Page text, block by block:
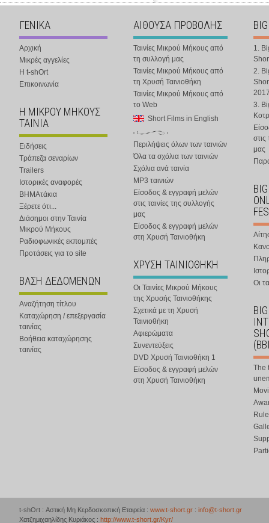
ΓΕΝΙΚΑ
Αρχική
Μικρές αγγελίες
Η t-shOrt
Επικοινωνία
Η ΜΙΚΡΟΥ ΜΗΚΟΥΣ
ΤΑΙΝΙΑ
Ειδήσεις
Τράπεζα σεναρίων
Trailers
Ιστορικές αναφορές
ΒΗΜΑτάκια
Ξέρετε ότι...
Διάσημοι στην Ταινία
Μικρού Μήκους
Ραδιοφωνικές εκπομπές
Προτάσεις για το site
ΒΑΣΗ ΔΕΔΟΜΕΝΩΝ
Αναζήτηση τίτλου
Καταχώρηση / επεξεργασία
ταινίας
Βοήθεια καταχώρησης
ταινίας
ΑΙΘΟΥΣΑ ΠΡΟΒΟΛΗΣ
Ταινίες Μικρού Μήκους από
τη συλλογή μας
Ταινίες Μικρού Μήκους από
τη Χρυσή Ταινιοθήκη
Ταινίες Μικρού Μήκους από
το Web
Short Films in English
Περιλήψεις όλων των ταινιών
Όλα τα σχόλια των ταινιών
Σχόλια ανά ταινία
MP3 ταινιών
Είσοδος & εγγραφή μελών
στις ταινίες της συλλογής
μας
Είσοδος & εγγραφή μελών
στη Χρυσή Ταινιοθήκη
ΧΡΥΣΗ ΤΑΙΝΙΟΘΗΚΗ
Οι Ταινίες Μικρού Μήκους
της Χρυσής Ταινιοθήκης
Σχετικά με τη Χρυσή
Ταινιοθήκη
Αφιερώματα
Συνεντεύξεις
DVD Χρυσή Ταινιοθήκη 1
Είσοδος & εγγραφή μελών
στη Χρυσή Ταινιοθήκη
1.
2.
3.
στις
μας
Οι
The
t-shOrt : Αστική Μη Κερδοσκοπική Εταιρεία : www.t-short.gr : info@t-short.gr
Χατζημιχαηλίδης Κυριάκος : http://www.t-short.gr/Kyr/